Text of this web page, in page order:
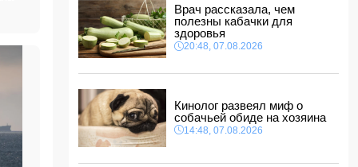
12:12, 08.08.2026
В мире зафиксирован рекордный рост цен на
продукты
12:00, 08.08.2026
В Гобустанском районе Hyundai врезался в
фонарный столб: есть погибший
11:48, 08.08.2026
США ввели санкции против двух криптобирж
за сотрудничество с КСИР
Врач рассказала, чем
полезны кабачки для
здоровья
20:48, 07.08.2026
Кинолог развеял миф о
собачьей обиде на хозяина
14:48, 07.08.2026